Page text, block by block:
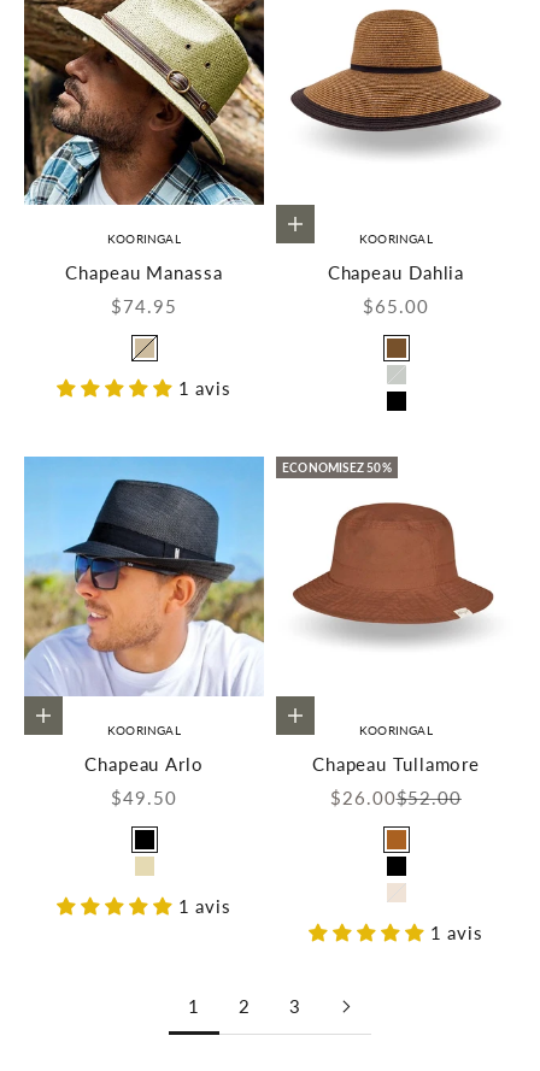
KOORINGAL
Chapeau Manassa
Prix de vente
$74.95
Couleur
Naturel
1 avis
Choisir les options
KOORINGAL
Chapeau Dahlia
Prix de vente
$65.00
Brun
Gris
Noir
Choisir les options
KOORINGAL
Chapeau Arlo
Prix de vente
$49.50
Noir
Ivoire
1 avis
ECONOMISEZ 50%
Choisir les options
KOORINGAL
Chapeau Tullamore
Prix de vente
$26.00Prix normal
$52.00
Tan
Noir
Naturel
1 avis
1 2 3